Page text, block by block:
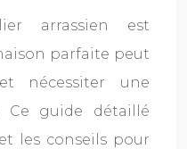
arrassien est
parfaite peut
nécessiter une
Ce guide détaillé
les conseils pour